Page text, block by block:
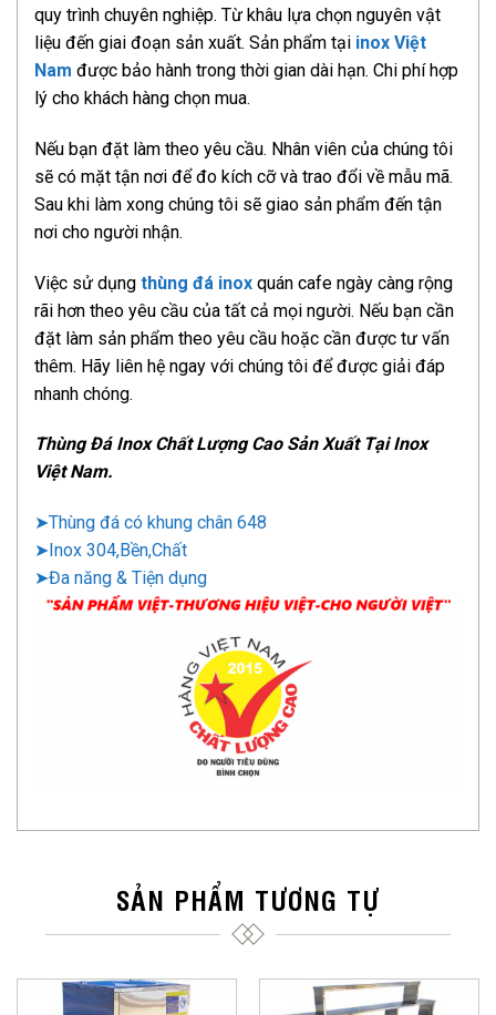
quy trình chuyên nghiệp. Từ khâu lựa chọn nguyên vật
liệu đến giai đoạn sản xuất. Sản phẩm tại inox Việt
Nam được bảo hành trong thời gian dài hạn. Chi phí hợp
lý cho khách hàng chọn mua.
Nếu bạn đặt làm theo yêu cầu. Nhân viên của chúng tôi
sẽ có mặt tận nơi để đo kích cỡ và trao đổi về mẫu mã.
Sau khi làm xong chúng tôi sẽ giao sản phẩm đến tận
nơi cho người nhận.
Việc sử dụng thùng đá inox quán cafe ngày càng rộng
rãi hơn theo yêu cầu của tất cả mọi người. Nếu bạn cần
đặt làm sản phẩm theo yêu cầu hoặc cần được tư vấn
thêm. Hãy liên hệ ngay với chúng tôi để được giải đáp
nhanh chóng.
Thùng Đá Inox Chất Lượng Cao Sản Xuất Tại Inox
Việt Nam.
➤Thùng đá có khung chân 648
➤Inox 304,Bền,Chất
➤Đa năng & Tiện dụng
SẢN PHẨM TƯƠNG TỰ